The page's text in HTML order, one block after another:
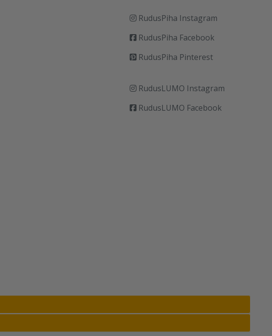
RudusPiha Instagram
RudusPiha Facebook
RudusPiha Pinterest
RudusLUMO Instagram
RudusLUMO Facebook